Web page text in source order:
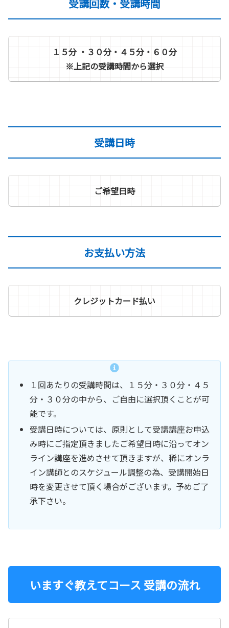
受講回数・受講時間
１５分 ・３０分・４５分・６０分
※上記の受講時間から選択
受講日時
ご希望日時
お支払い方法
クレジットカード払い
１回あたりの受講時間は、１５分・３０分・４５
分・３０分の中から、ご自由に選択頂くことが可
能です。
受講日時については、原則として受講講座お申込
み時にご指定頂きましたご希望日時に沿ってオン
ライン講座を進めさせて頂きますが、稀にオンラ
イン講師とのスケジュール調整の為、受講開始日
時を変更させて頂く場合がございます。予めご了
承下さい。
いますぐ教えてコース 受講の流れ